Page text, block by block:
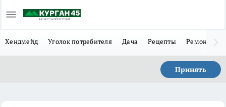
Хендмейд Уголок потребителя Дача Рецепты Ремонт
Принять